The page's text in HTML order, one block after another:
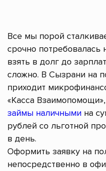
Все мы порой
срочно потребовалась
взять в долг до
сложно. В Сызрани на
приходит
«Касса
займы наличными на
рублей со льготной
в день.
Оформить заявку на
непосредственно в